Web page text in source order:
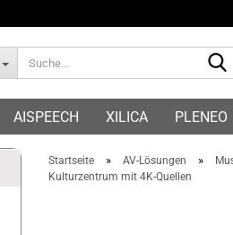
AISPEECH XILICA PLENEO
Startseite » AV-Lösungen »
Kulturzentrum mit 4K-Quellen